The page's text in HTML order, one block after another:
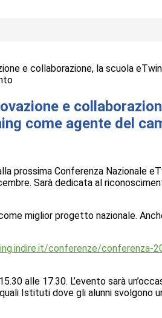
e collaborazione, la scuola
e
come agente del
prossima Conferenza Nazionale
Sarà dedicata al
miglior progetto nazionale.
conferenze/conferenza-
alle 17.30. L’evento sarà
Istituti dove gli alunni svolgono